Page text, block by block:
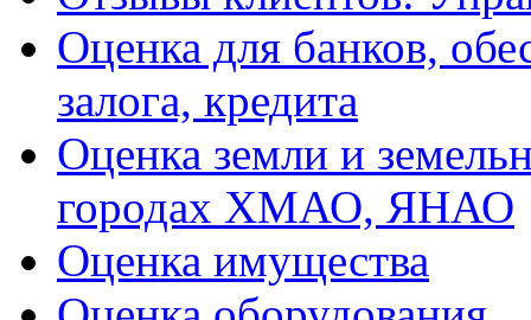
Оценка для банков,
залога, кредита
Оценка земли и
городах ХМАО, ЯНАО
Оценка имущества